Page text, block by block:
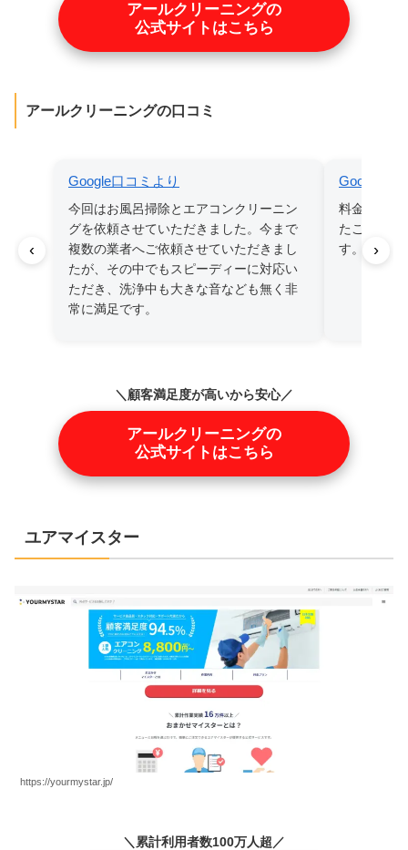
アールクリーニングの
公式サイトはこちら
アールクリーニングの口コミ
‹
Google口コミより
今回はお風呂掃除とエアコンクリーニン
グを依頼させていただきました。今まで
複数の業者へご依頼させていただきまし
たが、その中でもスピーディーに対応い
ただき、洗浄中も大きな音なども無く非
常に満足です。
Google口
料金も安い
たご依頼さ
す。
›
＼顧客満足度が高いから安心／
アールクリーニングの
公式サイトはこちら
ユアマイスター
https://yourmystar.jp/
＼累計利用者数100万人超／